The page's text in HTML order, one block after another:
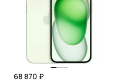
68 870 ₽